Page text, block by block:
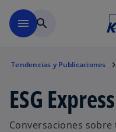
menu search
Tendencias y Publicaciones
ESG
Conversaciones sobre